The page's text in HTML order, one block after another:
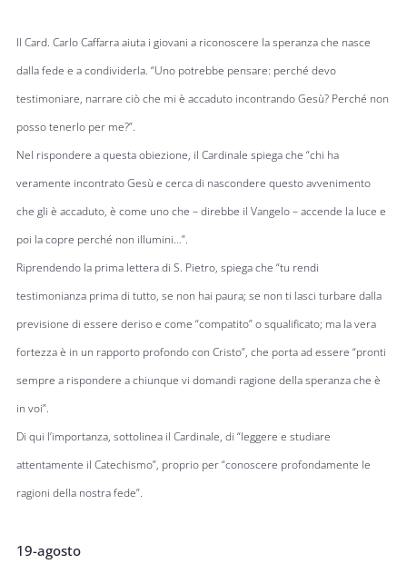
Il Card. Carlo Caffarra aiuta i giovani a riconoscere la speranza che nasce
dalla fede e a condividerla. “Uno potrebbe pensare: perché devo
testimoniare, narrare ciò che mi è accaduto incontrando Gesù? Perché non
posso tenerlo per me?”.
Nel rispondere a questa obiezione, il Cardinale spiega che “chi ha
veramente incontrato Gesù e cerca di nascondere questo avvenimento
che gli è accaduto, è come uno che – direbbe il Vangelo – accende la luce e
poi la copre perché non illumini…”.
Riprendendo la prima lettera di S. Pietro, spiega che “tu rendi
testimonianza prima di tutto, se non hai paura; se non ti lasci turbare dalla
previsione di essere deriso e come “compatito” o squalificato; ma la vera
fortezza è in un rapporto profondo con Cristo”, che porta ad essere “pronti
sempre a rispondere a chiunque vi domandi ragione della speranza che è
in voi”.
Di qui l’importanza, sottolinea il Cardinale, di “leggere e studiare
attentamente il Catechismo”, proprio per “conoscere profondamente le
ragioni della nostra fede”.
19-agosto